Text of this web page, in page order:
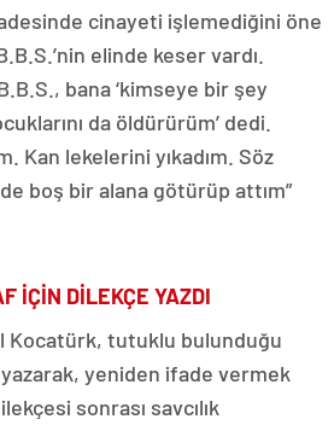
cinayeti işlemediğini öne
elinde keser vardı.
bana ‘kimseye bir şey
da öldürürüm’ dedi.
Kan lekelerini yıkadım. Söz
boş bir alana götürüp attım”
İÇİN DİLEKÇE YAZDI
Kocatürk, tutuklu bulunduğu
yeniden ifade vermek
sonrası savcılık